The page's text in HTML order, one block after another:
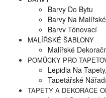
Barvy Do Bytu
Barvy Na
Barvy Tónovací
MALÍŘSKÉ ŠABLONY
Malířské
POMŮCKY PRO
Lepidla Na
Tapetářské
TAPETY A DEKORACE